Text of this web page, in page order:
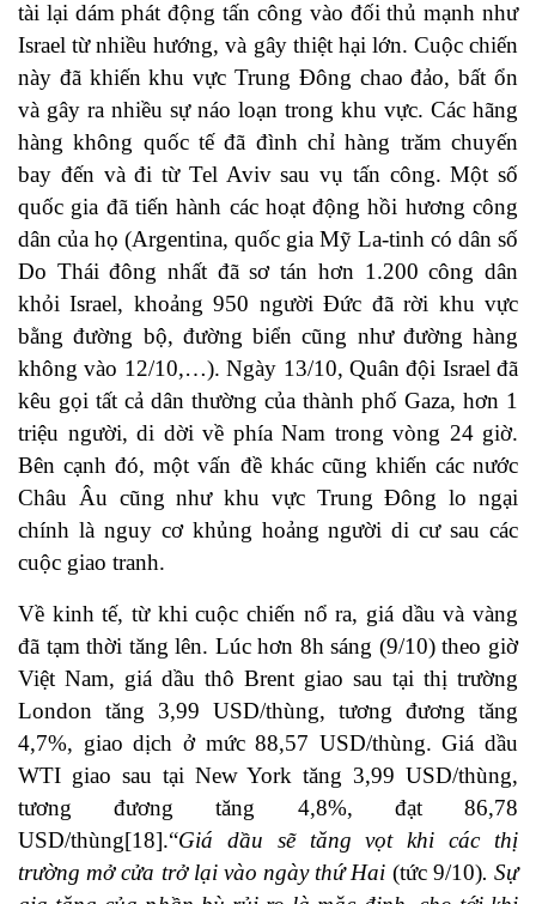
tài lại dám phát động tấn công vào đối thủ mạnh như
Israel từ nhiều hướng, và gây thiệt hại lớn. Cuộc chiến
này đã khiến khu vực Trung Đông chao đảo, bất ổn
và gây ra nhiều sự náo loạn trong khu vực. Các hãng
hàng không quốc tế đã đình chỉ hàng trăm chuyến
bay đến và đi từ Tel Aviv sau vụ tấn công. Một số
quốc gia đã tiến hành các hoạt động hồi hương công
dân của họ (Argentina, quốc gia Mỹ La-tinh có dân số
Do Thái đông nhất đã sơ tán hơn 1.200 công dân
khỏi Israel, khoảng 950 người Đức đã rời khu vực
bằng đường bộ, đường biển cũng như đường hàng
không vào 12/10,…). Ngày 13/10, Quân đội Israel đã
kêu gọi tất cả dân thường của thành phố Gaza, hơn 1
triệu người, di dời về phía Nam trong vòng 24 giờ.
Bên cạnh đó, một vấn đề khác cũng khiến các nước
Châu Âu cũng như khu vực Trung Đông lo ngại
chính là nguy cơ khủng hoảng người di cư sau các
cuộc giao tranh.
Về kinh tế, từ khi cuộc chiến nổ ra, giá dầu và vàng
đã tạm thời tăng lên. Lúc hơn 8h sáng (9/10) theo giờ
Việt Nam, giá dầu thô Brent giao sau tại thị trường
London tăng 3,99 USD/thùng, tương đương tăng
4,7%, giao dịch ở mức 88,57 USD/thùng. Giá dầu
WTI giao sau tại New York tăng 3,99 USD/thùng,
tương đương tăng 4,8%, đạt 86,78
USD/thùng[18].“Giá dầu sẽ tăng vọt khi các thị
trường mở cửa trở lại vào ngày thứ Hai (tức 9/10). Sự